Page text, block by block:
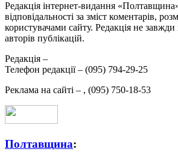
Редакція інтернет-видання
відповідальності за зміст коментарів,
користувачами сайту. Редакція не завжди
авторів публікацій.
Редакція –
Телефон редакції – (095) 794-29-25
Реклама на сайті – , (095) 750-18-53
Полтавщина: